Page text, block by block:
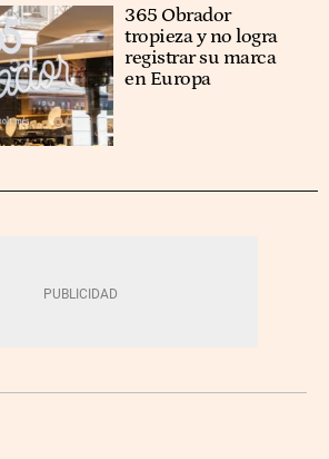
365 Obrador
tropieza y no logra
registrar su marca
en Europa